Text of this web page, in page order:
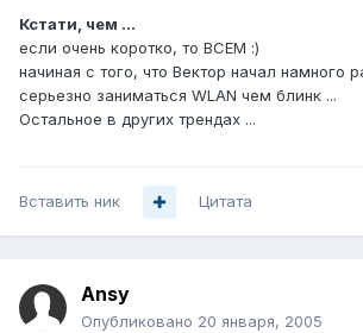
Кстати, чем ...
если очень коротко, то ВСЕМ :)
начиная с того, что Вектор начал намного
серьезно заниматься WLAN чем блинк ...
Остальное в других трендах ...
Вставить ник Цитата
Ansy
Опубликовано 20 января, 2005